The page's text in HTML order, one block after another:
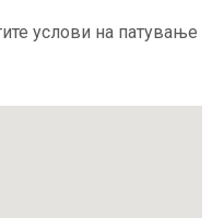
услови на патување